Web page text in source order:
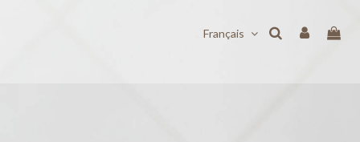
Français